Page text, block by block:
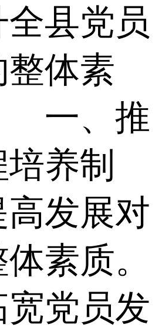
县党员
整体素
一、推
养制
高发展对
素质。
党员发